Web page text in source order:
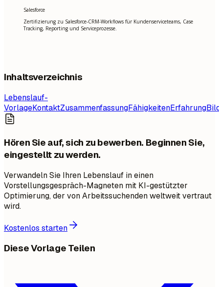
Salesforce
Zertifizierung zu Salesforce-CRM-Workflows für Kundenserviceteams, Case
Tracking, Reporting und Serviceprozesse.
Inhaltsverzeichnis
Lebenslauf-
VorlageKontaktZusammenfassungFähigkeitenErfahrung
Hören Sie auf, sich zu bewerben. Beginnen Sie,
eingestellt zu werden.
Verwandeln Sie Ihren Lebenslauf in einen
Vorstellungsgespräch-Magneten mit KI-gestützter
Optimierung, der von Arbeitssuchenden weltweit vertraut
wird.
Kostenlos starten
Diese Vorlage Teilen